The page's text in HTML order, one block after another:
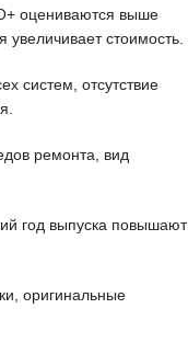
оцениваются выше
увеличивает стоимость.
систем, отсутствие
ремонта, вид
год выпуска повышают
оригинальные